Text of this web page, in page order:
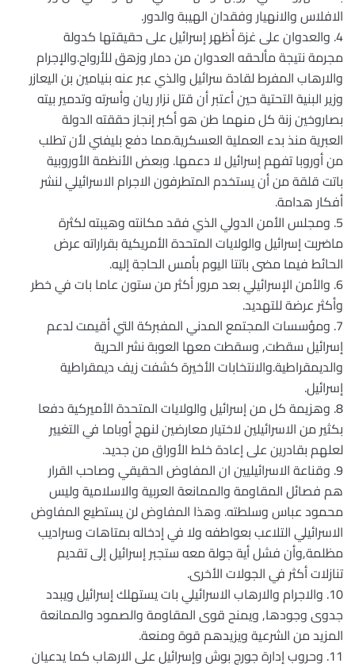
الافلاس والانهيار وفقدان الهيبة والدور.
4. والعدوان على غزة أظهر إسرائيل على حقيقتها كدولة
مجرمة نتيجة مألحقه العدوان من دمار وزهق للأرواح.والإجرام
والارهاب المفرط لقادة سرائيل والذي عبر عنه بنيامين بن اليعازر
وزير البنية التحتية حين أعتبر أن قتل نزار ريان وأسرته وتدمير بيته
بصاروخين زنة كل منهما طن هو أكبر إنجاز حققته الدولة
العبرية منذ بدء العملية العسكرية.مما دفع بليفني لأن تطلب
من أوروبا تفهم إسرائيل لا دعمها. وبعض الأنظمة الأوروبية
باتت قلقة من أن يستخدم المتطرفون الاجرام الاسرائيلي لنشر
أفكار هدامة.
5. ومجلس الأمن الدولي الذي فقد مكانته وهيبته لكثرة
ماضربت إسرائيل والولايات المتحدة الأمريكية بقراراته عرض
الحائط فيما مضى باتتا اليوم بأمس الحاجة إليه.
6. والأمن الإسرائيلي بعد مرور أكثر من ستون عاما بات في خطر
وأكثر عرضة للتهديد.
7. ومؤسسات المجتمع المدني المفبركة التي أقيمت لدعم
إسرائيل سقطت, وسقطت معها العوبة نشر الحرية
والديمقراطية.والانتخابات الأخيرة كشفت زيف ديمقراطية
إسرائيل.
8. وهزيمة كل من إسرائيل والولايات المتحدة الأميركية دفعا
بكثير من الاسرائيلين لاختيار معارضين لنهج أوباما في التغيير
لعلهم بقادرين على إعادة خلط الأوراق من جديد.
9. وقناعة الاسرائيليين ان المفاوض الحقيقي وصاحب القرار
هم فصائل المقاومة والممانعة العربية والاسلامية وليس
محمود عباس وسلطته. وهذا المفاوض لن يستطيع المفاوض
الاسرائيلي التلاعب بعواطفه ولا في إدخاله بمتاهات وسراديب
مظلمة,وأن فشل أية جولة معه ستجبر إسرائيل إلى تقديم
تنازلات أكثر في الجولات الأخرى.
10. والاجرام والارهاب الاسرائيلي بات يستهلك إسرائيل ويبدد
جدوى وجودها, ويمنح قوى المقاومة والصمود والممانعة
المزيد من الشرعية ويزيدهم قوة ومنعة.
11. وحروب إدارة جورج بوش وإسرائيل على الارهاب كما يدعيان